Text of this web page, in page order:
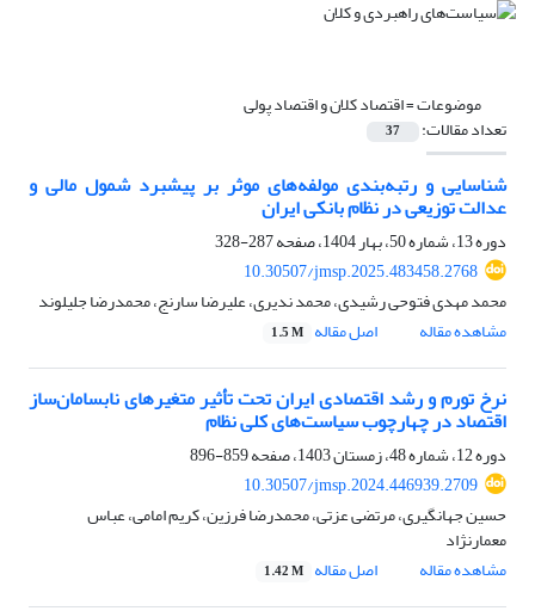
موضوعات =اقتصاد کلان و اقتصاد پولی
تعداد مقالات: 37
شناسایی و رتبه‌بندی مولفه‌های موثر بر پیشبرد شمول مالی و
عدالت توزیعی در نظام بانکی ایران
دوره 13، شماره 50، بهار 1404، صفحه
287-328
10.30507/jmsp.2025.483458.2768
محمد مهدی فتوحی رشیدی، محمد ندیری، علیرضا سارنج، محمدرضا جلیلوند
مشاهده مقاله
اصل مقاله 1.5 M
نرخ تورم و رشد اقتصادی ایران تحت تأثیر متغیرهای نابسامان‌ساز
اقتصاد در چهارچوب سیاست‌های کلی نظام
دوره 12، شماره 48، زمستان 1403، صفحه
859-896
10.30507/jmsp.2024.446939.2709
حسین جهانگیری، مرتضی عزتی، محمدرضا فرزین، کریم امامی، عباس
معمارنژاد
مشاهده مقاله
اصل مقاله 1.42 M